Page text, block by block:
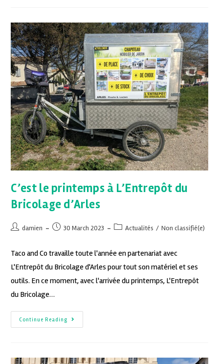
C’est le printemps à L’Entrepôt du
Bricolage d’Arles
damien 30 March 2023 Actualités / Non classifié(e)
Taco and Co travaille toute l'année en partenariat avec
L'Entrepôt du Bricolage d'Arles pour tout son matériel et ses
outils. En ce moment, avec l'arrivée du printemps, L'Entrepôt
du Bricolage…
Continue Reading